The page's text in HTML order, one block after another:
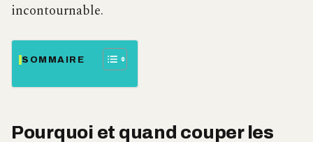
incontournable.
SOMMAIRE
Pourquoi et quand couper les